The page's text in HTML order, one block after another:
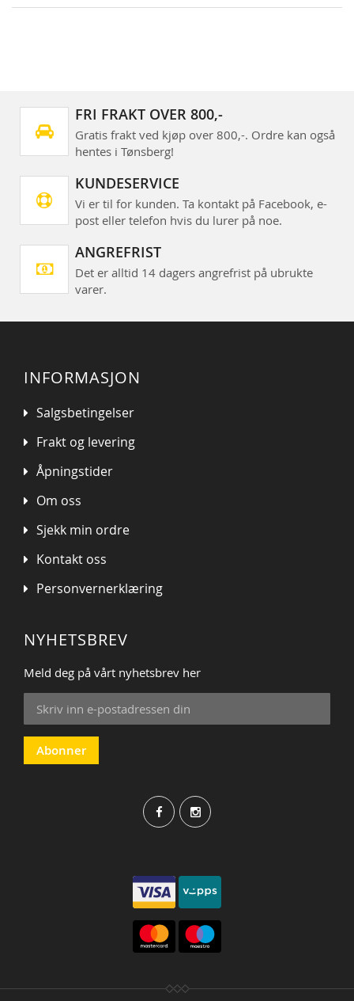
FRI FRAKT OVER 800,-
Gratis frakt ved kjøp over 800,-. Ordre kan også
hentes i Tønsberg!
KUNDESERVICE
Vi er til for kunden. Ta kontakt på Facebook, e-
post eller telefon hvis du lurer på noe.
ANGREFRIST
Det er alltid 14 dagers angrefrist på ubrukte
varer.
INFORMASJON
Salgsbetingelser
Frakt og levering
Åpningstider
Om oss
Sjekk min ordre
Kontakt oss
Personvernerklæring
NYHETSBREV
Meld deg på vårt nyhetsbrev her
Sign
Up
for
Our
Newsletter:
Abonner